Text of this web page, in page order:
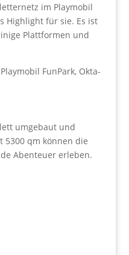
im Playmobil
Highlight für sie. Es ist
Plattformen und
umgebaut und
5300 qm können die
Abenteuer erleben.